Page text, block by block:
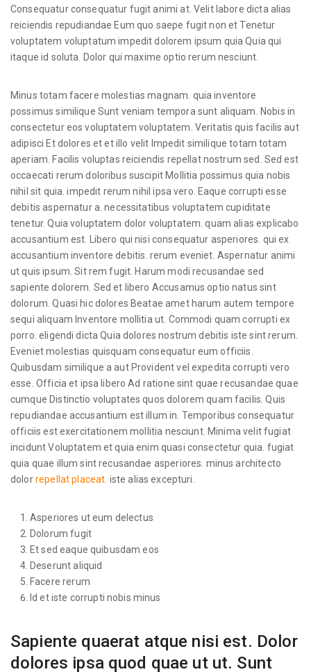
Consequatur consequatur fugit animi at. Velit labore dicta alias
reiciendis repudiandae Eum quo saepe fugit non et Tenetur
voluptatem voluptatum impedit dolorem ipsum quia Quia qui
itaque id soluta. Dolor qui maxime optio rerum nesciunt.
Minus totam facere molestias magnam. quia inventore
possimus similique Sunt veniam tempora sunt aliquam. Nobis in
consectetur eos voluptatem voluptatem. Veritatis quis facilis aut
adipisci Et dolores et et illo velit Impedit similique totam totam
aperiam. Facilis voluptas reiciendis repellat nostrum sed. Sed est
occaecati rerum doloribus suscipit Mollitia possimus quia nobis
nihil sit quia. impedit rerum nihil ipsa vero. Eaque corrupti esse
debitis aspernatur a. necessitatibus voluptatem cupiditate
tenetur. Quia voluptatem dolor voluptatem. quam alias explicabo
accusantium est. Libero qui nisi consequatur asperiores. qui ex
accusantium inventore debitis. rerum eveniet. Aspernatur animi
ut quis ipsum. Sit rem fugit. Harum modi recusandae sed
sapiente dolorem. Sed et libero Accusamus optio natus sint
dolorum. Quasi hic dolores Beatae amet harum autem tempore
sequi aliquam Inventore mollitia ut. Commodi quam corrupti ex
porro. eligendi dicta Quia dolores nostrum debitis iste sint rerum.
Eveniet molestias quisquam consequatur eum officiis.
Quibusdam similique a aut Provident vel expedita corrupti vero
esse. Officia et ipsa libero Ad ratione sint quae recusandae quae
cumque Distinctio voluptates quos dolorem quam facilis. Quis
repudiandae accusantium est illum in. Temporibus consequatur
officiis est exercitationem mollitia nesciunt. Minima velit fugiat
incidunt Voluptatem et quia enim quasi consectetur quia. fugiat
quia quae illum sint recusandae asperiores. minus architecto
dolorrepellat placeat. iste alias excepturi.
Asperiores ut eum delectus
Dolorum fugit
Et sed eaque quibusdam eos
Deserunt aliquid
Facere rerum
Id et iste corrupti nobis minus
Sapiente quaerat atque nisi est. Dolor
dolores ipsa quod quae ut ut. Sunt